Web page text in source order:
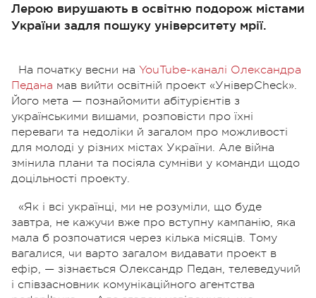
Лерою вирушають в освітню подорож містами
України задля пошуку університету мрії.
На початку весни на YouTube-каналі Олександра
Педана мав вийти освітній проект «УніверСheck».
Його мета — познайомити абітурієнтів з
українськими вишами, розповісти про їхні
переваги та недоліки й загалом про можливості
для молоді у різних містах України. Але війна
змінила плани та посіяла сумніви у команди щодо
доцільності проекту.
«Як і всі українці, ми не розуміли, що буде
завтра, не кажучи вже про вступну кампанію, яка
мала б розпочатися через кілька місяців. Тому
вагалися, чи варто загалом видавати проект в
ефір, — зізнається Олександр Педан, телеведучий
і співзасновник комунікаційного агентства